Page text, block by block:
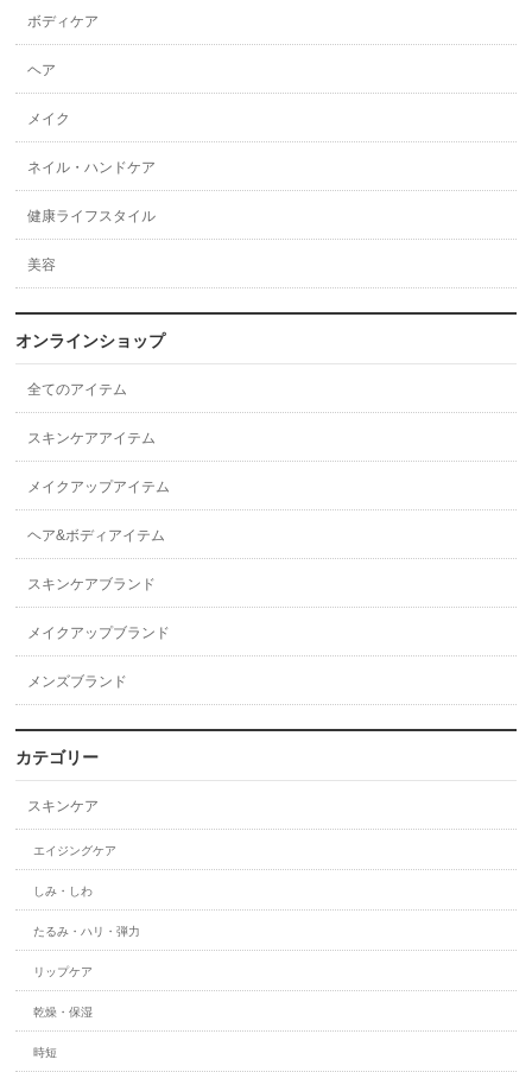
ボディケア
ヘア
メイク
ネイル・ハンドケア
健康ライフスタイル
美容
オンラインショップ
全てのアイテム
スキンケアアイテム
メイクアップアイテム
ヘア&ボディアイテム
スキンケアブランド
メイクアップブランド
メンズブランド
カテゴリー
スキンケア
エイジングケア
しみ・しわ
たるみ・ハリ・弾力
リップケア
乾燥・保湿
時短